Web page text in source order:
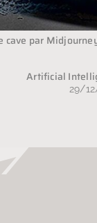
cave par
Artificial
29/